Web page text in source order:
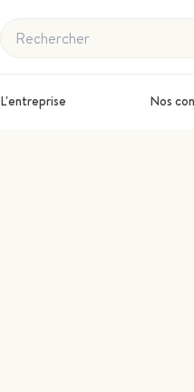
Rechercher
L'entreprise Nos